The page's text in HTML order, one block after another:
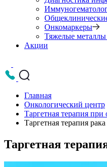
Онкомаркеры
Тяжелые
Акции
Главная
Онкологический центр
Таргетная терапия при
Таргетная терапия
Таргетная